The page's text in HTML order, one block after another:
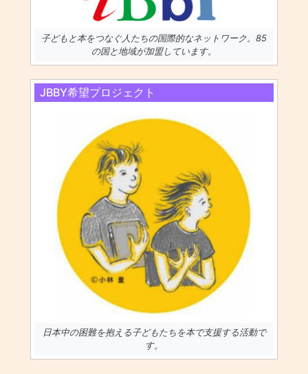
子どもと本をつなぐ人たちの国際的なネットワーク。85
の国と地域が加盟しています。
JBBY希望プロジェクト
日本中の困難を抱える子どもたちを本で支援する活動で
す。